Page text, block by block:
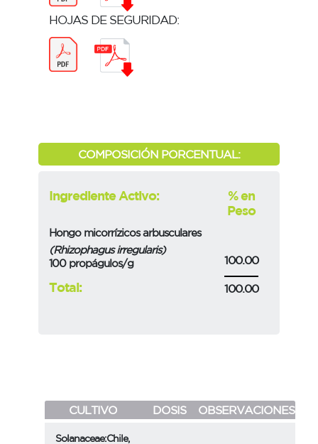
HOJAS DE SEGURIDAD:
COMPOSICIÓN PORCENTUAL:
Ingrediente Activo:
% en
Peso
Hongo micorrízicos arbusculares
(Rhizophagus irregularis)
100 propágulos/g
100.00
Total: 100.00
CULTIVO DOSIS OBSERVACIONES
Solanaceae:Chile,